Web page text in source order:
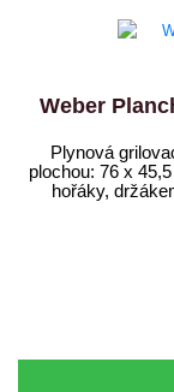
Weber
Plynová
plochou: 76 x
hořáky,